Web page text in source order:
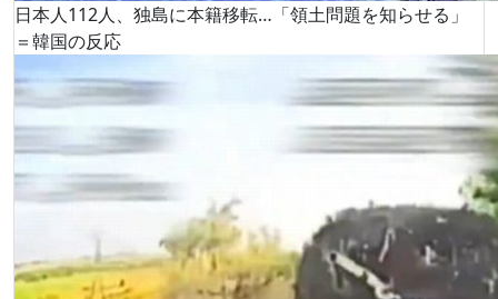
日本人112人、独島に本籍移転…「領土問題を知らせる」
＝韓国の反応